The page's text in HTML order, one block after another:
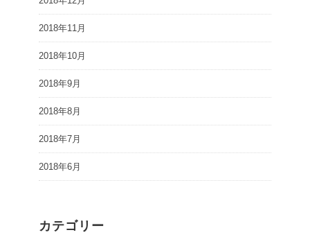
2018年11月
2018年10月
2018年9月
2018年8月
2018年7月
2018年6月
カテゴリー